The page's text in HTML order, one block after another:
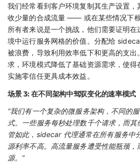
我们经常看到客户环境复制其生产设置
收少量的合成流量 —— 或在某些情况下
所有者来说是一个挑战，他们需要证明
境中运行服务网格的价值。分配给
被浪费，导致利用效率低下和更高的支
求，环境模式降低了基础资源需求，使
实施零信任更具成本效益。
场景 3: 在不同架构中驾驭变化的速率模式
“我们有一个复杂的微服务架构，不同的
式。一些服务每秒处理数千个请求，而
管如此，sidecar 代理通常在所有服务中
源利率不高。高流量服务遭受性能瓶颈
源。”